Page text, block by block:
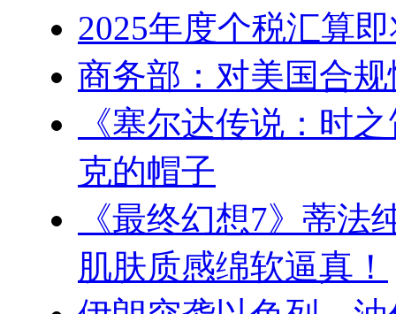
2025年度个税汇算
商务部：对美国合
《塞尔达传说：时
克的帽子
《最终幻想7》蒂
肌肤质感绵软逼真！